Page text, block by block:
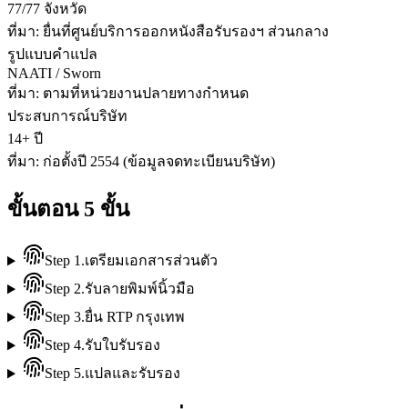
77/77 จังหวัด
ที่มา: ยื่นที่ศูนย์บริการออกหนังสือรับรองฯ ส่วนกลาง
รูปแบบคำแปล
NAATI / Sworn
ที่มา: ตามที่หน่วยงานปลายทางกำหนด
ประสบการณ์บริษัท
14+ ปี
ที่มา: ก่อตั้งปี 2554 (ข้อมูลจดทะเบียนบริษัท)
ขั้นตอน 5 ขั้น
Step 1.เตรียมเอกสารส่วนตัว
Step 2.รับลายพิมพ์นิ้วมือ
Step 3.ยื่น RTP กรุงเทพ
Step 4.รับใบรับรอง
Step 5.แปลและรับรอง